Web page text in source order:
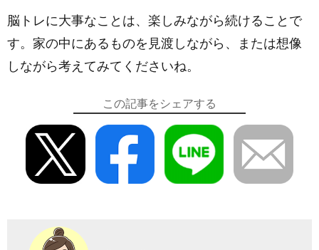
脳トレに大事なことは、楽しみながら続けることで
す。家の中にあるものを見渡しながら、または想像
しながら考えてみてくださいね。
この記事をシェアする